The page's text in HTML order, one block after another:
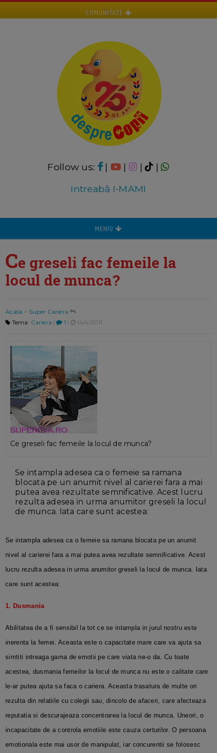
COMUNITATE
Follow us: | | |
|
Intreabă I-MAMI
MENIU
Ce greseli fac femeile la
locul de munca?
Acasa > Super Cariera
Tema: Cariera | 1 | 14/4/2011
Ce greseli fac femeile la locul de munca?
Se intampla adesea ca o femeie sa ramana
blocata pe un anumit nivel al carierei fara a mai
putea avea rezultate semnificative. Acest lucru
rezulta adesea in urma anumitor greseli la locul
de munca. Iata care sunt acestea:
Se intampla adesea ca o femeie sa ramana blocata pe un anumit
nivel al carierei fara a mai putea avea rezultate semnificative. Acest
lucru rezulta adesea in urma anumitor greseli la locul de munca. Iata
care sunt acestea:
1. Dusmania
Abilitatea de a fi sensibil la tot ce se intampla in jurul nostru este
inerenta la femei. Aceasta este o capacitate mare care va ajuta sa
simtiti intreaga gama de emotii pe care viata ne-o da. Cu toate
acestea, dusmania femeilor la locul de munca nu este o calitate care
le-ar putea ajuta sa faca o cariera. Aceasta trasatura de multe ori
rezulta din relatiile cu colegii sau, dincolo de afaceri, care afecteaza
reputatia si descurajeaza concentrarea la locul de munca. Uneori, o
incapacitate de a controla emotiile este cauza certurilor. O persoana
emotionala este mai usor de manipulat, iar concurentii se folosesc